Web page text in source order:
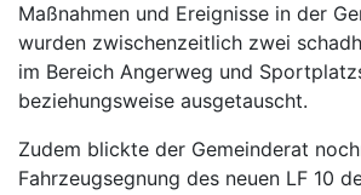
Maßnahmen und Ereignisse in der
wurden zwischenzeitlich zwei
im Bereich Angerweg und
beziehungsweise ausgetauscht.
Zudem blickte der Gemeinderat
Fahrzeugsegnung des neuen LF 10